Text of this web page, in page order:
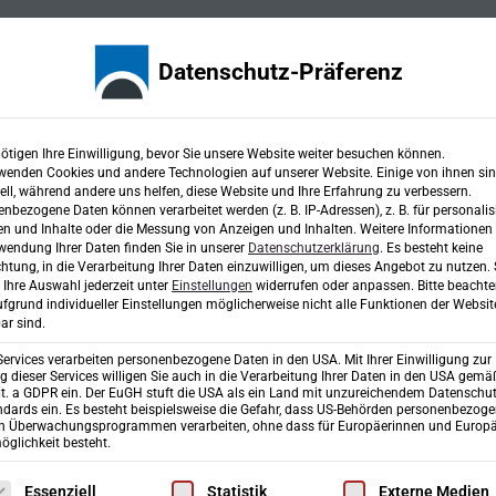
GIS LandschaftRaumBauleitungIngenieurbauVerkehr
Datenschutz-Präferenz
Ihre Einwilligung, bevor Sie unsere Website weiter besuchen können.
Cookies und andere Technologien auf unserer Website. Einige von ihnen
während andere uns helfen, diese Website und Ihre Erfahrung zu verbessern.
Daten können verarbeitet werden (z. B. IP-Adressen), z. B. für
und Inhalte oder die Messung von Anzeigen und Inhalten. Weitere Informationen
Ihrer Daten finden Sie in unserer Datenschutzerklärung. Es besteht keine
in die Verarbeitung Ihrer Daten einzuwilligen, um dieses Angebot zu nutzen.
Ihre Auswahl jederzeit unter Einstellungen widerrufen oder anpassen. Bitte
individueller Einstellungen möglicherweise nicht alle Funktionen der
sind.
verarbeiten personenbezogene Daten in den USA. Mit Ihrer Einwilligung zur
dieser Services willigen Sie auch in die Verarbeitung Ihrer Daten in den USA
a GDPR ein. Der EuGH stuft die USA als ein Land mit unzureichendem
ein. Es besteht beispielsweise die Gefahr, dass US-Behörden
Überwachungsprogrammen verarbeiten, ohne dass für Europäerinnen und
besteht.
eine Liste der Service-Gruppen, für die eine Einwilligung
Essenziell Statistik Externe Medien